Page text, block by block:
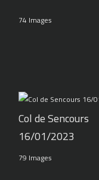
74 Images
Col de Sencours
16/01/2023
79 Images